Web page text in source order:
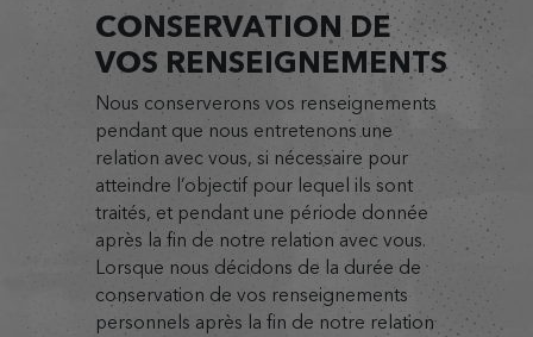
CONSERVATION DE
VOS RENSEIGNEMENTS
Nous conserverons vos renseignements
pendant que nous entretenons une
relation avec vous, si nécessaire pour
atteindre l’objectif pour lequel ils sont
traités, et pendant une période donnée
après la fin de notre relation avec vous.
Lorsque nous décidons de la durée de
conservation de vos renseignements
personnels après la fin de notre relation